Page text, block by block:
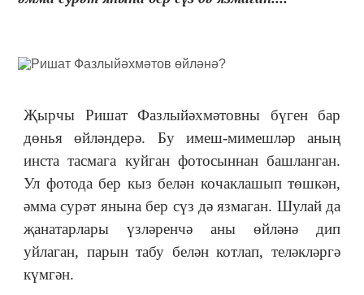
Җырчы Ришат Фазлыйәхмәтовны бүген бар
дөнья өйләндерә. Бу имеш-мимешләр аның
инста тасмага куйган фотосыннан башланган.
Ул фотода бер кыз белән кочаклашып төшкән,
әмма сурәт янына бер сүз дә язмаган. Шулай да
җанатарлары үзләренчә аны өйләнә дип
уйлаган, парын табу белән котлап, теләкләргә
күмгән.